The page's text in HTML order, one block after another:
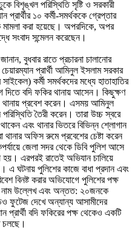
বিশৃঙ্খল পরিস্থিতি সৃষ্টি ও সরকারী
প্রার্থীর ১০ কর্মী-সমর্থককে গ্রেপ্তার
করা হয়েছে। অপরদিকে, অপর
সংবাদ সন্মেলন করেছেন।
বুধবার রাতে প্রচারনা চালানোর
প্রার্থী আমিনুল ইসলাম সরকার
কর্মী সমর্থকদের মধ্যে হাতাহাতির
দিতে বদি ফকির থানায় আসেন। কিছুক্ষণ
থানায় প্রবেশ করেন। এসময় আমিনুল
তৈরী করেন। তারা উচ্চ স্বরে
এবং থানার ভিতরে বিভিন্ন শ্লোগান
থানার অফিস রুমে প্রবেশের চেষ্টা করেন
জেলা সদর থেকে ডিবি পুলিশ আসে
হয়। এরপরই রাতেই অভিযান চালিয়ে
ঘটনায় পুলিশের কাজে বাধা প্রদান এবং
বিনষ্ট করার অভিযোগে পুলিশের পক্ষ
নাম উল্লেখ এবং অন্তত: ২০জনকে
ফুটেজ দেখে অন্যান্য আসামীদের
প্রার্থী বদি ফকিরের পক্ষ থেকেও একটি
চলছে।